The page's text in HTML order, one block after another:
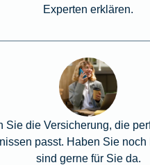
Experten erklären.
Sie die Versicherung, die
passt. Haben Sie noch
sind gerne für Sie da.